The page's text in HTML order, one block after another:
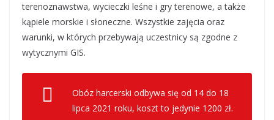
terenoznawstwa, wycieczki leśne i gry terenowe, a także
kąpiele morskie i słoneczne. Wszystkie zajęcia oraz
warunki, w których przebywają uczestnicy są zgodne z
wytycznymi GIS.
Obóz harcerski odbywa się od 14 do 18
lipca 2021 roku, koszt to jedynie 1200 zł.